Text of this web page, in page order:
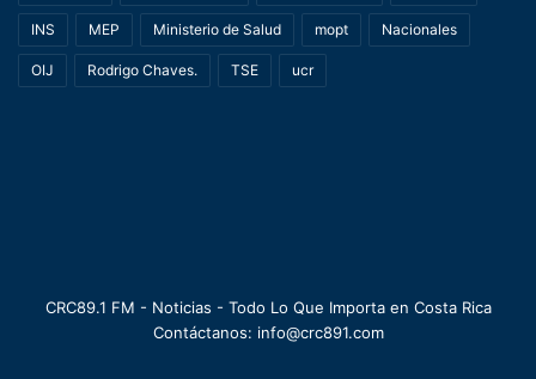
INS MEP Ministerio de Salud mopt Nacionales
OIJ Rodrigo Chaves. TSE ucr
CRC89.1 FM - Noticias - Todo Lo Que Importa en Costa Rica
Contáctanos: info@crc891.com